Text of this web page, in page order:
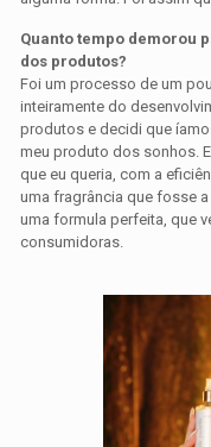
Quanto tempo demorou
dos produtos?
Foi um processo de um
inteiramente do
produtos e decidi que
meu produto dos sonhos.
que eu queria, com a
uma fragrância que fosse
uma formula perfeita, que
consumidoras.